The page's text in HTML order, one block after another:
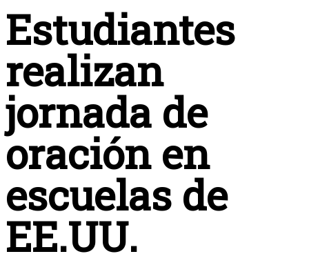
Estudiantes
realizan
jornada de
oración en
escuelas de
EE.UU.